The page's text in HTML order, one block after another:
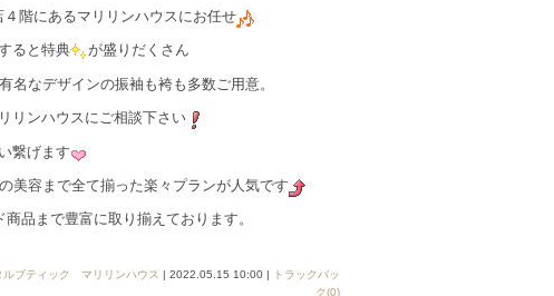
階にあるマリリンハウスにお任せ
ると特典 が盛りだくさん
名なデザインの振袖も袴も多数ご用意。
リンハウスにご相談下さい
繋げます
美容まで全て揃った楽々プランが人気です
品まで豊富に取り揃えております。
ルブティック マリリンハウス | 2022.05.15 10:00 |
トラックバッ
ク(0)